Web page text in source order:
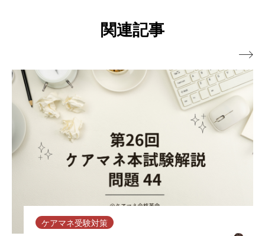
関連記事
ケアマネ受験対策
